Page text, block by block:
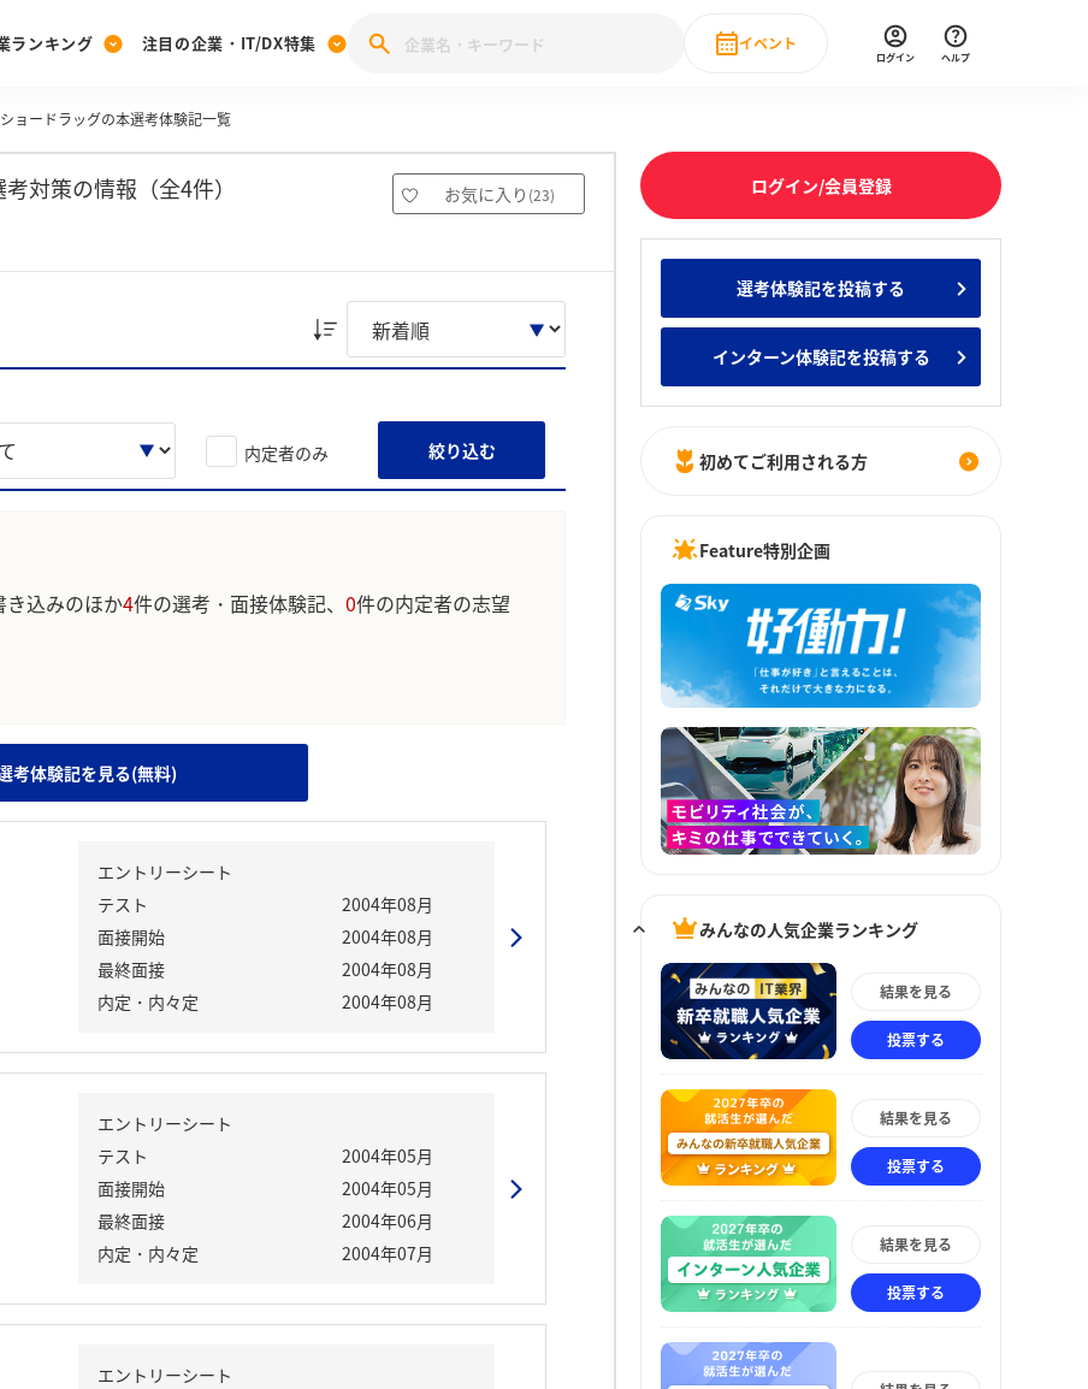
[27卒] 本選考体験記投稿キャンペーン
ランキング
みんなのDX企業就職ブランド調査
みんなの新卒就職人気企業ランキング みんなのインターン人気企業ランキ
注目の企業・IT/DX特集
28卒 IT・DX現場社員インタビュー
イベント
直近のイベント一覧
ログイン ヘルプ
ョードラッグの本選考体験記一覧
対策の情報（全4件） お気に入り (23)
内定者のみ 絞り込む
込みのほか4件の選考・面接体験記、 0件の内定者の志望
考体験記を見る(無料)
エントリーシート
テスト
2004年08月
面接開始
2004年08月
最終面接
2004年08月
内定・内々定
2004年08月
エントリーシート
テスト
2004年05月
面接開始
2004年05月
最終面接
2004年06月
内定・内々定
2004年07月
エントリーシート
ログイン/会員登録
選考体験記を投稿する
インターン体験記を投稿する
初めてご利用される方
Feature特別企画
みんなの人気企業ランキング
結果を見る
投票する
結果を見る
投票する
結果を見る
投票する